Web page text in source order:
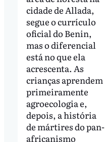
cidade de Allada,
segue o currículo
oficial do Benin,
mas o diferencial
está no que ela
acrescenta. As
crianças aprendem
primeiramente
agroecologia e,
depois, a história
de mártires do pan-
africanismo